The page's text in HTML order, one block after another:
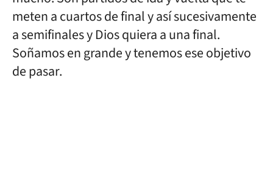
meten a cuartos de final y así sucesivamente
a semifinales y Dios quiera a una final.
Soñamos en grande y tenemos ese objetivo
de pasar.